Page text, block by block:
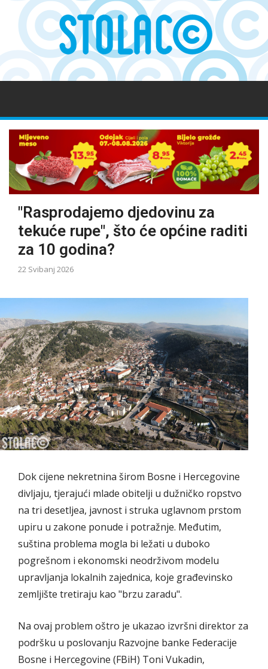
"Rasprodajemo djedovinu za
tekuće rupe", što će općine raditi
za 10 godina?
22 Svibanj 2026
Dok cijene nekretnina širom Bosne i Hercegovine
divljaju, tjerajući mlade obitelji u dužničko ropstvo
na tri desetljea, javnost i struka uglavnom prstom
upiru u zakone ponude i potražnje. Međutim,
suština problema mogla bi ležati u duboko
pogrešnom i ekonomski neodrživom modelu
upravljanja lokalnih zajednica, koje građevinsko
zemljište tretiraju kao "brzu zaradu".
Na ovaj problem oštro je ukazao izvršni direktor za
podršku u poslovanju Razvojne banke Federacije
Bosne i Hercegovine (FBiH) Toni Vukadin,